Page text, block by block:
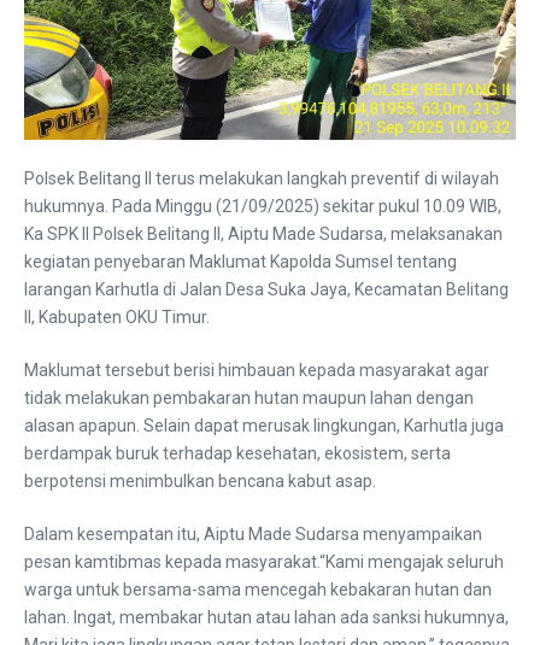
Polsek Belitang II terus melakukan langkah preventif di wilayah
hukumnya. Pada Minggu (21/09/2025) sekitar pukul 10.09 WIB,
Ka SPK II Polsek Belitang II, Aiptu Made Sudarsa, melaksanakan
kegiatan penyebaran Maklumat Kapolda Sumsel tentang
larangan Karhutla di Jalan Desa Suka Jaya, Kecamatan Belitang
II, Kabupaten OKU Timur.
Maklumat tersebut berisi himbauan kepada masyarakat agar
tidak melakukan pembakaran hutan maupun lahan dengan
alasan apapun. Selain dapat merusak lingkungan, Karhutla juga
berdampak buruk terhadap kesehatan, ekosistem, serta
berpotensi menimbulkan bencana kabut asap.
Dalam kesempatan itu, Aiptu Made Sudarsa menyampaikan
pesan kamtibmas kepada masyarakat.“Kami mengajak seluruh
warga untuk bersama-sama mencegah kebakaran hutan dan
lahan. Ingat, membakar hutan atau lahan ada sanksi hukumnya,